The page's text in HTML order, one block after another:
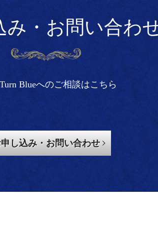
み・お問い合わ
Blueへのご相談はこちら
し込み・お問い合わせ